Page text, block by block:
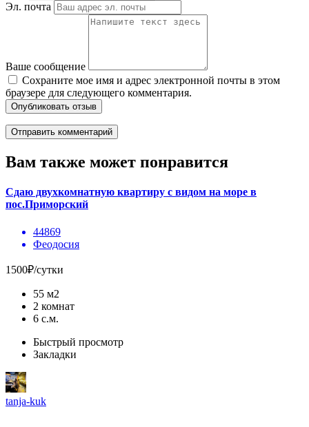
Эл. почта
Ваше сообщение
Сохраните мое имя и адрес электронной почты в этом
браузере для следующего комментария.
Опубликовать отзыв
Вам также может понравится
Сдаю двухкомнатную квартиру с видом на море в
пос.Приморский
44869
Феодосия
1500₽/сутки
55 м2
2 комнат
6 с.м.
Быстрый просмотр
Закладки
tanja-kuk